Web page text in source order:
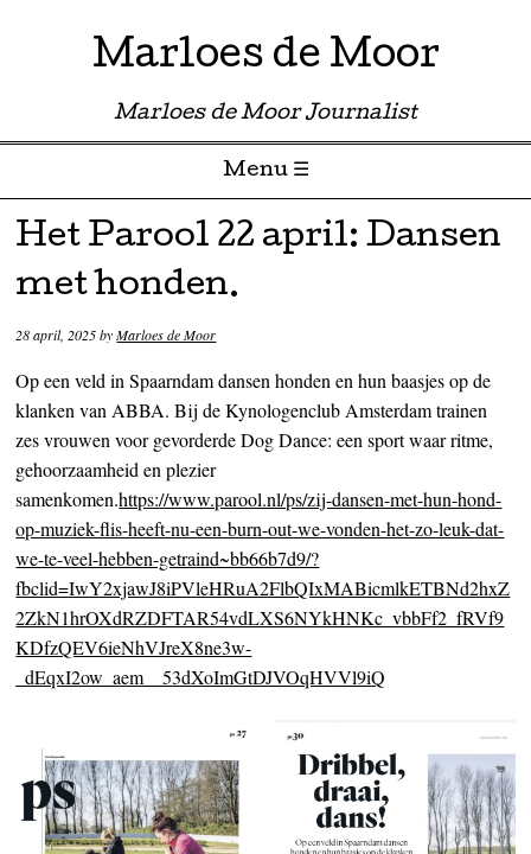
Marloes de Moor
Marloes de Moor Journalist
Menu ☰
Skip to content
Het Parool 22 april: Dansen
met honden.
28 april, 2025byMarloes de Moor
Op een veld in Spaarndam dansen honden en hun baasjes op de
klanken van ABBA. Bij de Kynologenclub Amsterdam trainen
zes vrouwen voor gevorderde Dog Dance: een sport waar ritme,
gehoorzaamheid en plezier
samenkomen.https://www.parool.nl/ps/zij-dansen-met-hun-hond-
op-muziek-flis-heeft-nu-een-burn-out-we-vonden-het-zo-leuk-dat-
we-te-veel-hebben-getraind~bb66b7d9/?
fbclid=IwY2xjawJ8iPVleHRuA2FlbQIxMABicmlkETBNd2hxZ
2ZkN1hrOXdRZDFTAR54vdLXS6NYkHNKc_vbbFf2_fRVf9
KDfzQEV6ieNhVJreX8ne3w-
_dEqxI2ow_aem__53dXoImGtDJVOqHVVl9iQ